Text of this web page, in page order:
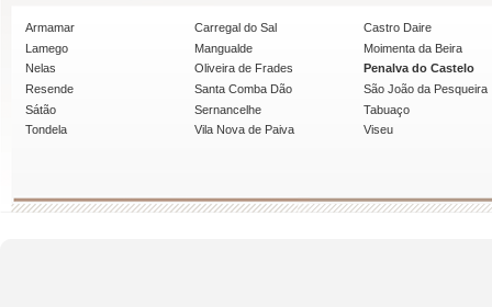
Armamar Carregal do Sal
Castro Daire
Lamego
Mangualde
Moimenta da Beira
Nelas
Oliveira de Frades
Penalva do Castelo
Resende
Santa Comba Dão
São João da Pesqueira
Sátão
Sernancelhe
Tabuaço
Tondela
Vila Nova de Paiva Viseu